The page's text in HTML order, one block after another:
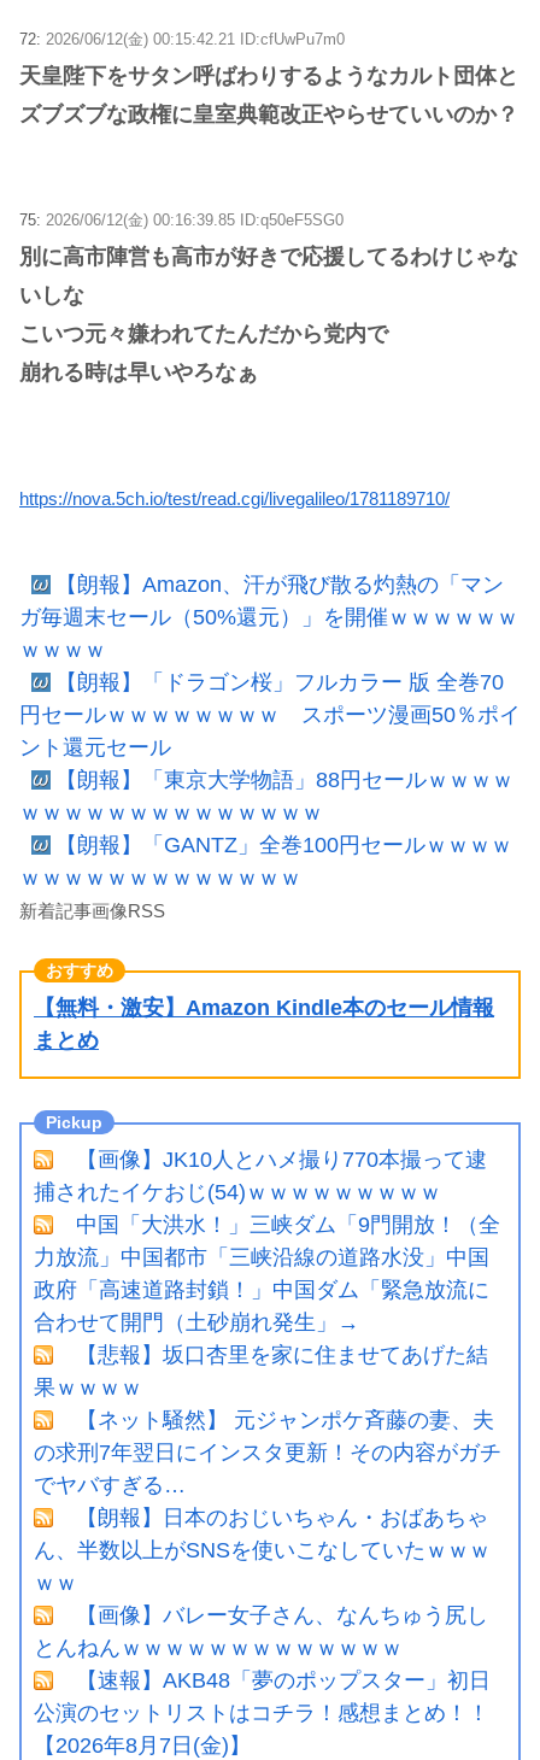
72: 2026/06/12(金) 00:15:42.21 ID:cfUwPu7m0
天皇陛下をサタン呼ばわりするようなカルト団体と
ズブズブな政権に皇室典範改正やらせていいのか？
75: 2026/06/12(金) 00:16:39.85 ID:q50eF5SG0
別に高市陣営も高市が好きで応援してるわけじゃな
いしな
こいつ元々嫌われてたんだから党内で
崩れる時は早いやろなぁ
https://nova.5ch.io/test/read.cgi/livegalileo/1781189710/
【朗報】Amazon、汗が飛び散る灼熱の「マン
ガ毎週末セール（50%還元）」を開催ｗｗｗｗｗｗ
ｗｗｗｗ
【朗報】「ドラゴン桜」フルカラー 版 全巻70
円セールｗｗｗｗｗｗｗｗ スポーツ漫画50％ポイ
ント還元セール
【朗報】「東京大学物語」88円セールｗｗｗｗ
ｗｗｗｗｗｗｗｗｗｗｗｗｗｗ
【朗報】「GANTZ」全巻100円セールｗｗｗｗ
ｗｗｗｗｗｗｗｗｗｗｗｗｗ
新着記事画像RSS
【無料・激安】Amazon Kindle本のセール情報
まとめ
【画像】JK10人とハメ撮り770本撮って逮
捕されたイケおじ(54)ｗｗｗｗｗｗｗｗｗ
中国「大洪水！」三峡ダム「9門開放！（全
力放流」中国都市「三峡沿線の道路水没」中国
政府「高速道路封鎖！」中国ダム「緊急放流に
合わせて開門（土砂崩れ発生」→
【悲報】坂口杏里を家に住ませてあげた結
果ｗｗｗｗ
【ネット騒然】 元ジャンポケ斉藤の妻、夫
の求刑7年翌日にインスタ更新！その内容がガチ
でヤバすぎる…
【朗報】日本のおじいちゃん・おばあちゃ
ん、半数以上がSNSを使いこなしていたｗｗｗ
ｗｗ
【画像】バレー女子さん、なんちゅう尻し
とんねんｗｗｗｗｗｗｗｗｗｗｗｗｗ
【速報】AKB48「夢のポップスター」初日
公演のセットリストはコチラ！感想まとめ！！
【2026年8月7日(金)】